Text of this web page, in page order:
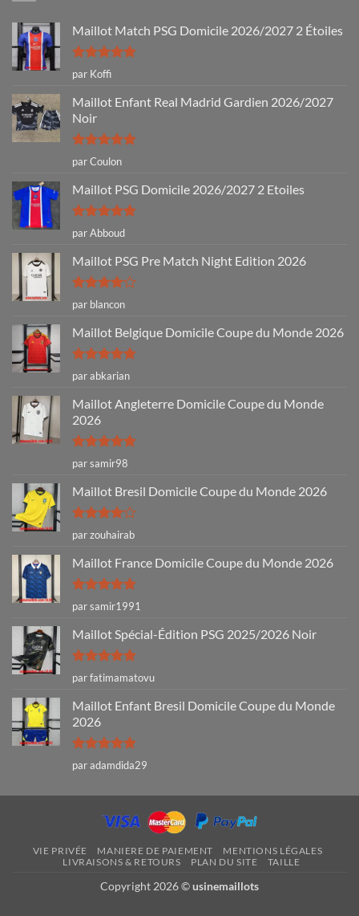
Maillot Match PSG Domicile 2026/2027 2 Étoiles
Note5sur
5
par Koffi
Maillot Enfant Real Madrid Gardien 2026/2027
Noir
Note5sur
5
par Coulon
Maillot PSG Domicile 2026/2027 2 Etoiles
Note5sur
5
par Abboud
Maillot PSG Pre Match Night Edition 2026
Note4
sur 5
par blancon
Maillot Belgique Domicile Coupe du Monde 2026
Note5sur
5
par abkarian
Maillot Angleterre Domicile Coupe du Monde
2026
Note5sur
5
par samir98
Maillot Bresil Domicile Coupe du Monde 2026
Note4
sur 5
par zouhairab
Maillot France Domicile Coupe du Monde 2026
Note5sur
5
par samir1991
Maillot Spécial-Édition PSG 2025/2026 Noir
Note5sur
5
par fatimamatovu
Maillot Enfant Bresil Domicile Coupe du Monde
2026
Note5sur
5
par adamdida29
VIE PRIVÉE MANIERE DE PAIEMENT
MENTIONS LÉGALES
LIVRAISONS & RETOURS
PLAN DU SITE TAILLE
Copyright 2026 ©usinemaillots